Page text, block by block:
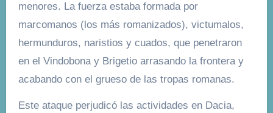
menores. La fuerza estaba formada por
marcomanos (los más romanizados), victumalos,
hermunduros, naristios y cuados, que penetraron
en el Vindobona y Brigetio arrasando la frontera y
acabando con el grueso de las tropas romanas.
Este ataque perjudicó las actividades en Dacia,